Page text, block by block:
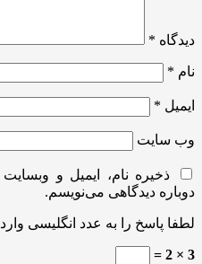
دیدگاه *
نام *
ایمیل *
وب‌ سایت
ذخیره نام، ایمیل و
دوباره دیدگاهی می‌نویسم.
لطفا پاسخ را به عدد انگلیسی وارد
3 × 2 =